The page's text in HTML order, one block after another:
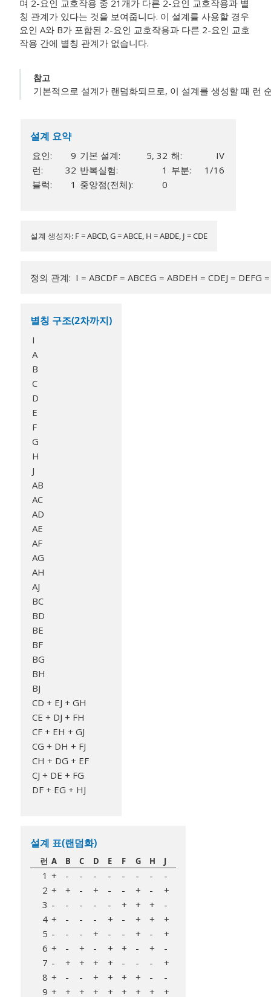
며 2-요인 교호작용 중 21개가 다른 2-요인 교호작용과 별
칭 관계가 있다는 것을 보여줍니다. 이 설계를 사용할 경우
요인 A와 B가 포함된 2-요인 교호작용과 다른 2-요인 교호
작용 간에 별칭 관계가 없습니다.
참고
기본적으로 설계가 랜덤화되므로, 이 설계를 생성할 때 런
설계 요약
요인: 9 기본 설계: 5, 32 해:
IV
런:
32 반복실험: 1 부분:
1/16
블럭:
1 중앙점(전체): 0
설계 생성자: F = ABCD, G = ABCE, H = ABDE, J = CDE
정의 관계: I = ABCDF = ABCEG = ABDEH = CDEJ = DEFG
별칭 구조(2차까지)
I
A
B
C
D
E
F
G
H
J
AB
AC
AD
AE
AF
AG
AH
AJ
BC
BD
BE
BF
BG
BH
BJ
CD + EJ + GH
CE + DJ + FH
CF + EH + GJ
CG + DH + FJ
CH + DG + EF
CJ + DE + FG
DF + EG + HJ
설계 표(랜덤화)
런 A B C D E F G H J
1 + - - - - - - -
-
2 + + - + - - + -
+
3 - - - - - + + +
-
4 + - - - + - + +
+
5 - - - + - - + -
+
6 + - + - + + - +
-
7 - + + + + - - -
+
8 + - - + + + + -
-
9 + + + + + + + + +